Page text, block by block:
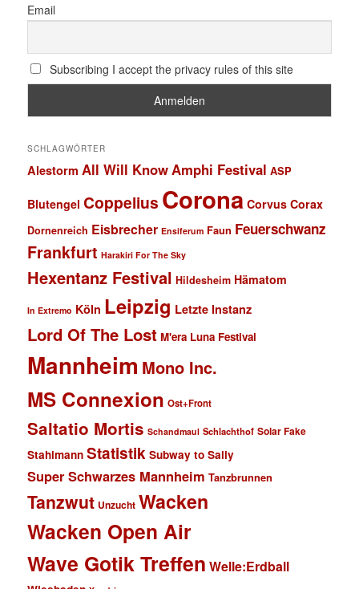
Email
Subscribing I accept the privacy rules of this site
SCHLAGWÖRTER
Alestorm All Will KnowAmphi Festival ASP
Blutengel Coppelius Corona Corvus Corax
Dornenreich Eisbrecher Ensiferum Faun Feuerschwanz
Frankfurt Harakiri For The Sky
Hexentanz Festival Hildesheim Hämatom
In Extremo Köln Leipzig Letzte Instanz
Lord Of The Lost M'era Luna Festival
Mannheim Mono Inc.
MS Connexion Ost+Front
Saltatio Mortis Schandmaul Schlachthof Solar Fake
Stahlmann Statistik Subway to Sally
Super Schwarzes Mannheim Tanzbrunnen
Tanzwut Unzucht Wacken
Wacken Open Air
Wave Gotik Treffen Welle:Erdball